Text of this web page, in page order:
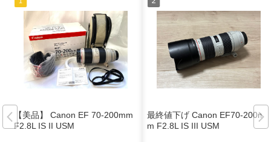
【美品】 Canon EF 70-200mm
F2.8L IS II USM
最終値下げ Canon EF70-200m
m F2.8L IS III USM